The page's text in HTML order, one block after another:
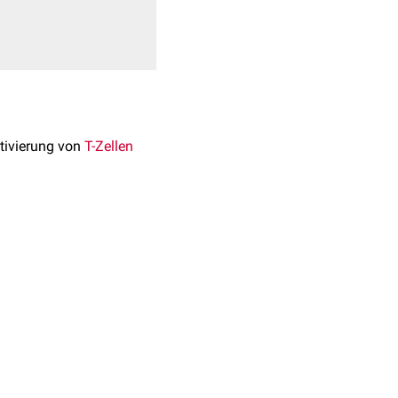
von T-Zellen
Is Associated
analysis. Comput Biol